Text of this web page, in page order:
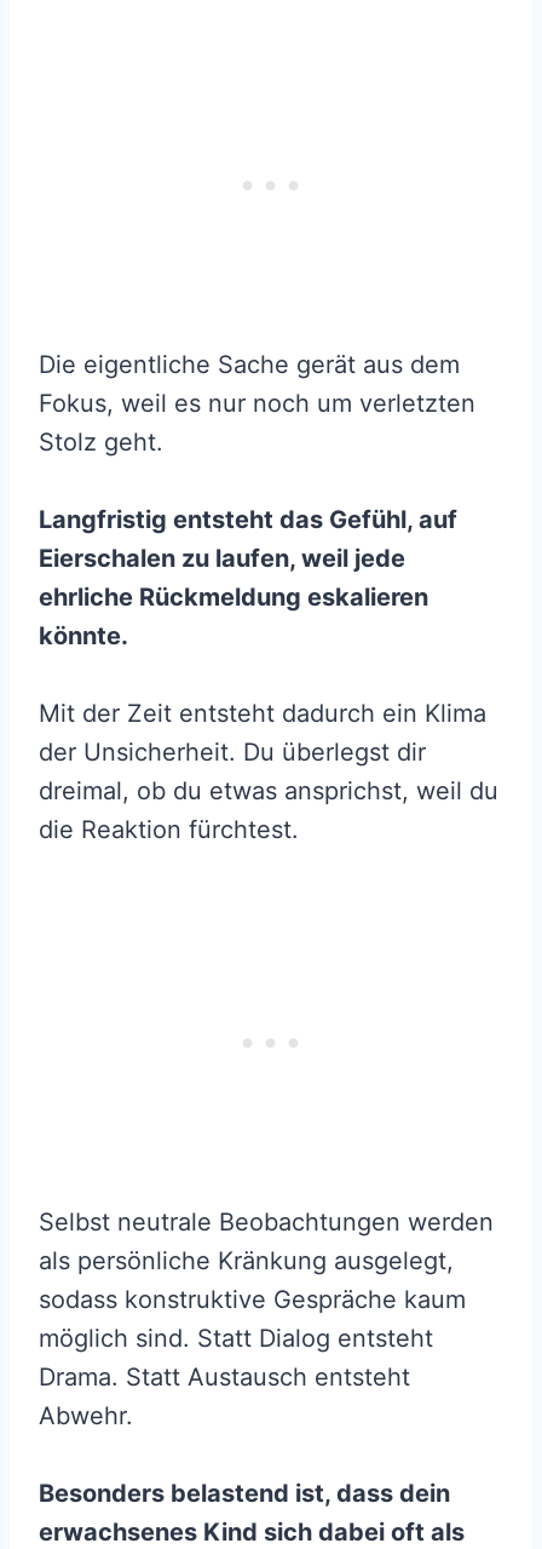
Die eigentliche Sache gerät aus dem
Fokus, weil es nur noch um verletzten
Stolz geht.
Langfristig entsteht das Gefühl, auf
Eierschalen zu laufen, weil jede
ehrliche Rückmeldung eskalieren
könnte.
Mit der Zeit entsteht dadurch ein Klima
der Unsicherheit. Du überlegst dir
dreimal, ob du etwas ansprichst, weil du
die Reaktion fürchtest.
Selbst neutrale Beobachtungen werden
als persönliche Kränkung ausgelegt,
sodass konstruktive Gespräche kaum
möglich sind. Statt Dialog entsteht
Drama. Statt Austausch entsteht
Abwehr.
Besonders belastend ist, dass dein
erwachsenes Kind sich dabei oft als